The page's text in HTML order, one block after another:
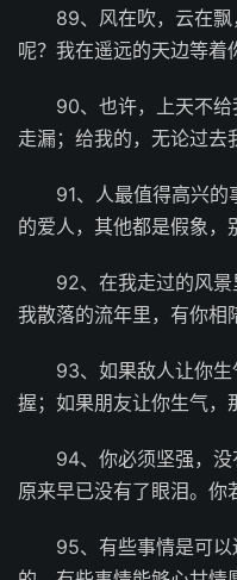
89、风在吹，云在
呢？我在遥远的天边等着
90、也许，上天不
走漏；给我的，无论过去
91、人最值得高兴
的爱人，其他都是假象，
92、在我走过的风
我散落的流年里，有你相
93、如果敌人让你
握；如果朋友让你生气，
94、你必须坚强，
原来早已没有了眼泪。你
95、有些事情是可